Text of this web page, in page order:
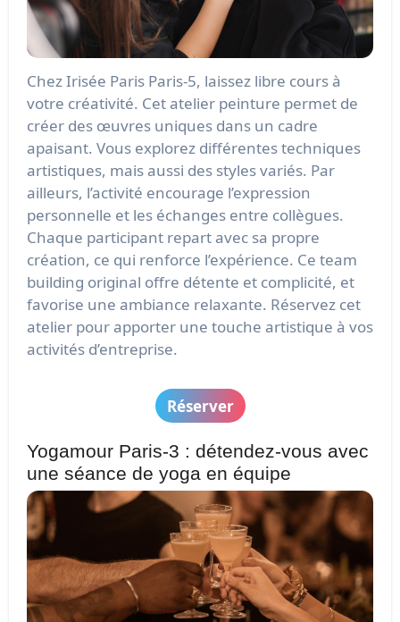
Chez Irisée Paris Paris-5, laissez libre cours à
votre créativité. Cet atelier peinture permet de
créer des œuvres uniques dans un cadre
apaisant. Vous explorez différentes techniques
artistiques, mais aussi des styles variés. Par
ailleurs, l’activité encourage l’expression
personnelle et les échanges entre collègues.
Chaque participant repart avec sa propre
création, ce qui renforce l’expérience. Ce team
building original offre détente et complicité, et
favorise une ambiance relaxante. Réservez cet
atelier pour apporter une touche artistique à vos
activités d’entreprise.
Réserver
Yogamour Paris-3 : détendez-vous avec
une séance de yoga en équipe